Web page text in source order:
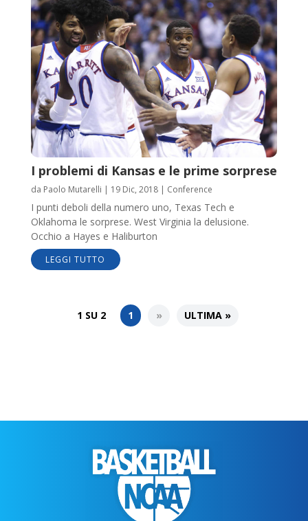
I problemi di Kansas e le prime sorprese
da Paolo Mutarelli | 19 Dic, 2018| Conference
I punti deboli della numero uno, Texas Tech e
Oklahoma le sorprese. West Virginia la delusione.
Occhio a Hayes e Haliburton
LEGGI TUTTO
1 SU 2 1 » ULTIMA »